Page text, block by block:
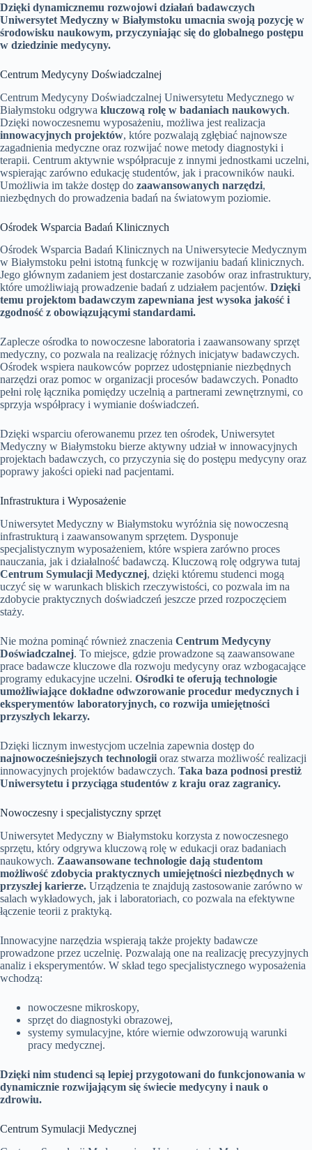
Dzięki dynamicznemu rozwojowi działań badawczych
Uniwersytet Medyczny w Białymstoku umacnia swoją pozycję w
środowisku naukowym, przyczyniając się do globalnego postępu
w dziedzinie medycyny.
Centrum Medycyny Doświadczalnej
Centrum Medycyny Doświadczalnej Uniwersytetu Medycznego w
Białymstoku odgrywa kluczową rolę w badaniach naukowych.
Dzięki nowoczesnemu wyposażeniu, możliwa jest realizacja
innowacyjnych projektów, które pozwalają zgłębiać najnowsze
zagadnienia medyczne oraz rozwijać nowe metody diagnostyki i
terapii. Centrum aktywnie współpracuje z innymi jednostkami uczelni,
wspierając zarówno edukację studentów, jak i pracowników nauki.
Umożliwia im także dostęp do zaawansowanych narzędzi,
niezbędnych do prowadzenia badań na światowym poziomie.
Ośrodek Wsparcia Badań Klinicznych
Ośrodek Wsparcia Badań Klinicznych na Uniwersytecie Medycznym
w Białymstoku pełni istotną funkcję w rozwijaniu badań klinicznych.
Jego głównym zadaniem jest dostarczanie zasobów oraz infrastruktury,
które umożliwiają prowadzenie badań z udziałem pacjentów. Dzięki
temu projektom badawczym zapewniana jest wysoka jakość i
zgodność z obowiązującymi standardami.
Zaplecze ośrodka to nowoczesne laboratoria i zaawansowany sprzęt
medyczny, co pozwala na realizację różnych inicjatyw badawczych.
Ośrodek wspiera naukowców poprzez udostępnianie niezbędnych
narzędzi oraz pomoc w organizacji procesów badawczych. Ponadto
pełni rolę łącznika pomiędzy uczelnią a partnerami zewnętrznymi, co
sprzyja współpracy i wymianie doświadczeń.
Dzięki wsparciu oferowanemu przez ten ośrodek, Uniwersytet
Medyczny w Białymstoku bierze aktywny udział w innowacyjnych
projektach badawczych, co przyczynia się do postępu medycyny oraz
poprawy jakości opieki nad pacjentami.
Infrastruktura i Wyposażenie
Uniwersytet Medyczny w Białymstoku wyróżnia się nowoczesną
infrastrukturą i zaawansowanym sprzętem. Dysponuje
specjalistycznym wyposażeniem, które wspiera zarówno proces
nauczania, jak i działalność badawczą. Kluczową rolę odgrywa tutaj
Centrum Symulacji Medycznej, dzięki któremu studenci mogą
uczyć się w warunkach bliskich rzeczywistości, co pozwala im na
zdobycie praktycznych doświadczeń jeszcze przed rozpoczęciem
staży.
Nie można pominąć również znaczenia Centrum Medycyny
Doświadczalnej. To miejsce, gdzie prowadzone są zaawansowane
prace badawcze kluczowe dla rozwoju medycyny oraz wzbogacające
programy edukacyjne uczelni. Ośrodki te oferują technologie
umożliwiające dokładne odwzorowanie procedur medycznych i
eksperymentów laboratoryjnych, co rozwija umiejętności
przyszłych lekarzy.
Dzięki licznym inwestycjom uczelnia zapewnia dostęp do
najnowocześniejszych technologii oraz stwarza możliwość realizacji
innowacyjnych projektów badawczych. Taka baza podnosi prestiż
Uniwersytetu i przyciąga studentów z kraju oraz zagranicy.
Nowoczesny i specjalistyczny sprzęt
Uniwersytet Medyczny w Białymstoku korzysta z nowoczesnego
sprzętu, który odgrywa kluczową rolę w edukacji oraz badaniach
naukowych. Zaawansowane technologie dają studentom
możliwość zdobycia praktycznych umiejętności niezbędnych w
przyszłej karierze. Urządzenia te znajdują zastosowanie zarówno w
salach wykładowych, jak i laboratoriach, co pozwala na efektywne
łączenie teorii z praktyką.
Innowacyjne narzędzia wspierają także projekty badawcze
prowadzone przez uczelnię. Pozwalają one na realizację precyzyjnych
analiz i eksperymentów. W skład tego specjalistycznego wyposażenia
wchodzą:
nowoczesne mikroskopy,
sprzęt do diagnostyki obrazowej,
systemy symulacyjne, które wiernie odwzorowują warunki
pracy medycznej.
Dzięki nim studenci są lepiej przygotowani do funkcjonowania w
dynamicznie rozwijającym się świecie medycyny i nauk o
zdrowiu.
Centrum Symulacji Medycznej